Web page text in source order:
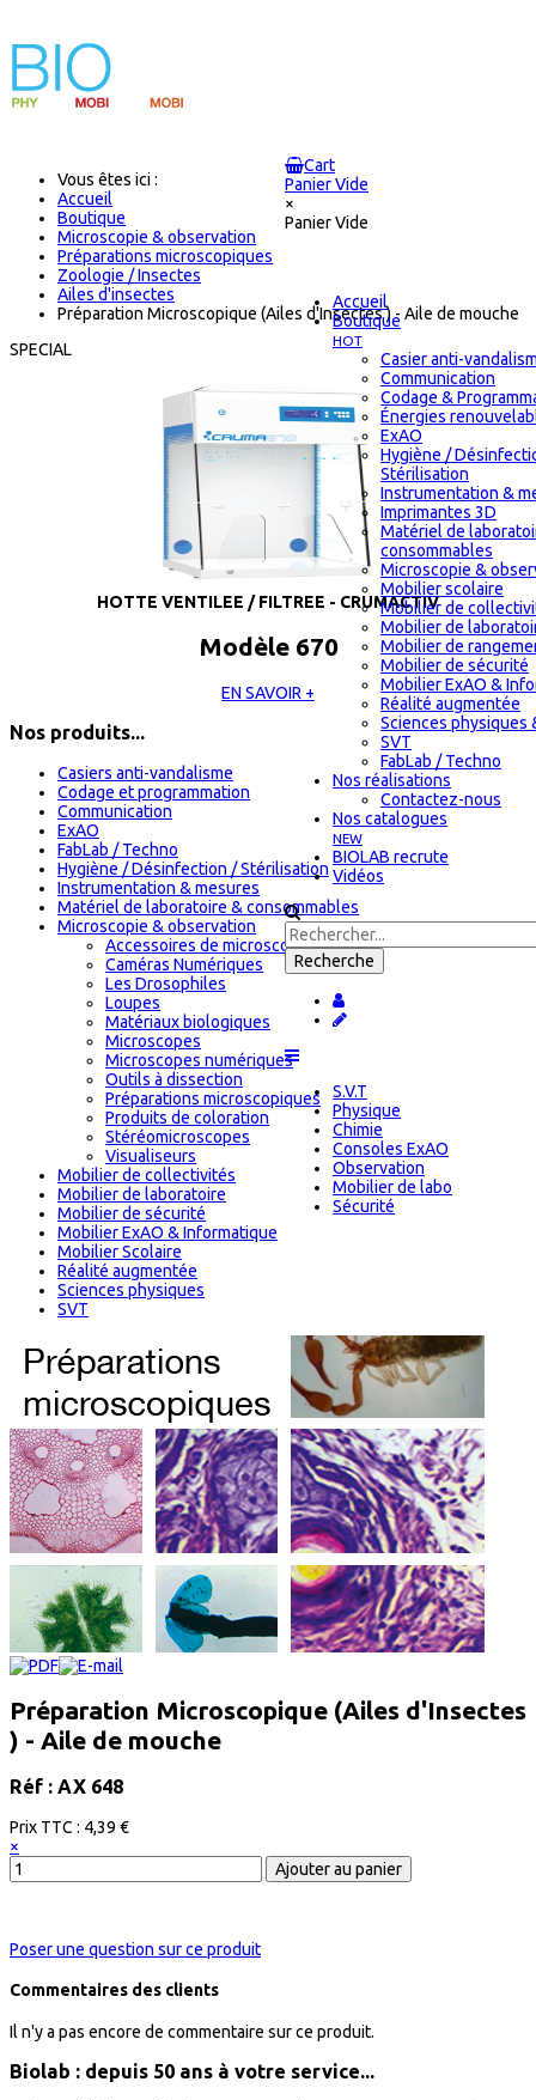
Cart
Panier Vide
×
Panier Vide
Accueil
Boutique
HOT
Casier anti-
Communication
Codage &
Énergies
ExAO
Hygiène /
Stérilisation
Instrumentation &
Imprimantes 3D
Matériel de
consommables
Microscopie &
Mobilier scolaire
Mobilier de
Mobilier de
Mobilier de
Mobilier de sécurité
Mobilier ExAO &
Réalité augmentée
Sciences physiques
SVT
FabLab / Techno
Nos réalisations
Contactez-nous
Nos catalogues
NEW
BIOLAB recrute
Vidéos
S.V.T
Physique
Chimie
Consoles ExAO
Observation
Mobilier de labo
Sécurité
Vous êtes ici :
Accueil
Boutique
Microscopie & observation
Préparations microscopiques
Zoologie / Insectes
Ailes d'insectes
Préparation Microscopique (Ailes d'Insectes ) - Aile de mouche
SPECIAL
HOTTE VENTILEE / FILTREE - CRUMACTIV
Modèle 670
EN SAVOIR +
Nos produits...
Casiers anti-vandalisme
Codage et programmation
Communication
ExAO
FabLab / Techno
Hygiène / Désinfection / Stérilisation
Instrumentation & mesures
Matériel de laboratoire & consommables
Microscopie & observation
Accessoires de microscopie
Caméras Numériques
Les Drosophiles
Loupes
Matériaux biologiques
Microscopes
Microscopes numériques
Outils à dissection
Préparations microscopiques
Produits de coloration
Stéréomicroscopes
Visualiseurs
Mobilier de collectivités
Mobilier de laboratoire
Mobilier de sécurité
Mobilier ExAO & Informatique
Mobilier Scolaire
Réalité augmentée
Sciences physiques
SVT
Préparation Microscopique (Ailes d'Insectes
) - Aile de mouche
Réf : AX 648
Prix ​​TTC : 4,39 €
×
Poser une question sur ce produit
Commentaires des clients
Il n'y a pas encore de commentaire sur ce produit.
Biolab : depuis 50 ans à votre service...